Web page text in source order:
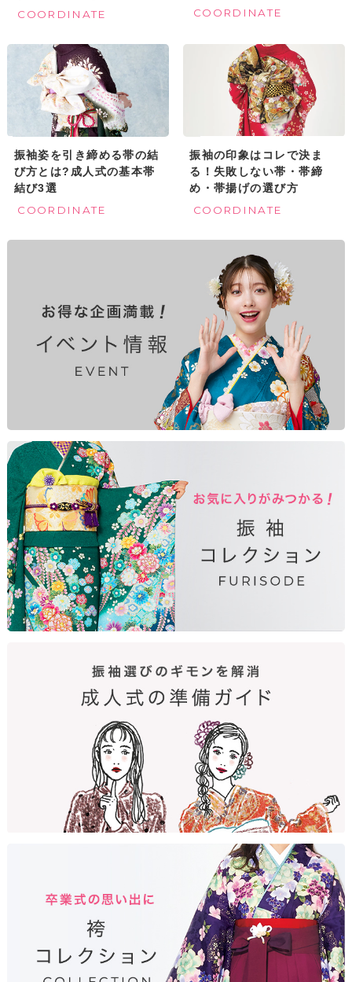
COORDINATE
COORDINATE
振袖姿を引き締める帯の結
び方とは?成人式の基本帯
結び3選
COORDINATE
振袖の印象はコレで決ま
る！失敗しない帯・帯締
め・帯揚げの選び方
COORDINATE